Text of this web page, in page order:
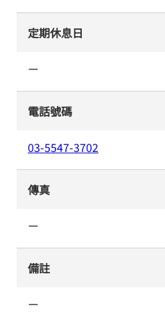
定期休息日
ー
電話號碼
03-5547-3702
傳真
ー
備註
ー